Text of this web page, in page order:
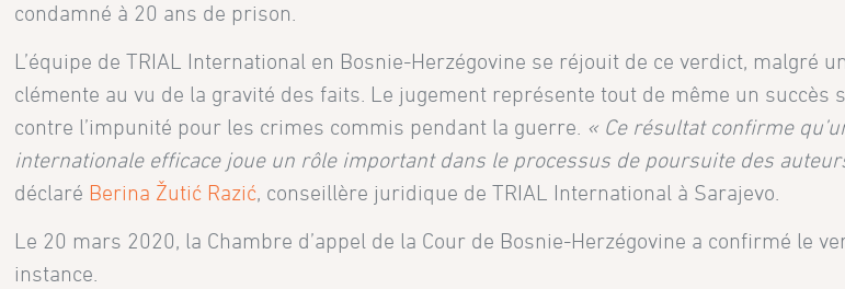
condamné à 20 ans de prison.
L’équipe de TRIAL International en Bosnie-Herzégovine se réjouit de ce verdict, malgré
clémente au vu de la gravité des faits. Le jugement représente tout de même un succès
contre l’impunité pour les crimes commis pendant la guerre. « Ce résultat confirme
internationale efficace joue un rôle important dans le processus de poursuite des
déclaré Berina Žutić Razić, conseillère juridique de TRIAL International à Sarajevo.
Le 20 mars 2020, la Chambre d’appel de la Cour de Bosnie-Herzégovine a confirmé le
instance.